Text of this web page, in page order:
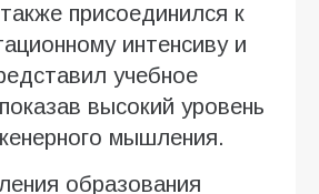
присоединился к
интенсиву и
учебное
высокий уровень
мышления.
образования